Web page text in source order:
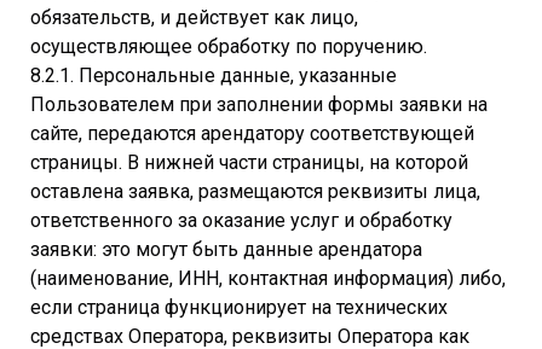
обязательств, и действует как лицо,
осуществляющее обработку по поручению.
8.2.1. Персональные данные, указанные
Пользователем при заполнении формы заявки на
сайте, передаются арендатору соответствующей
страницы. В нижней части страницы, на которой
оставлена заявка, размещаются реквизиты лица,
ответственного за оказание услуг и обработку
заявки: это могут быть данные арендатора
(наименование, ИНН, контактная информация) либо,
если страница функционирует на технических
средствах Оператора, реквизиты Оператора как